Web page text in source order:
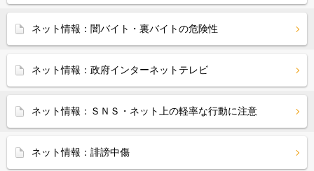
ネット情報：闇バイト・裏バイトの危険性
ネット情報：政府インターネットテレビ
ネット情報：ＳＮＳ・ネット上の軽率な行動に注意
ネット情報：誹謗中傷